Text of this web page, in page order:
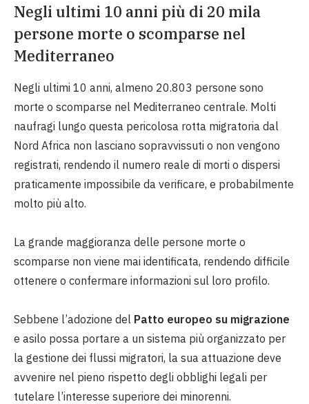
Negli ultimi 10 anni più di 20 mila
persone morte o scomparse nel
Mediterraneo
Negli ultimi 10 anni, almeno 20.803 persone sono
morte o scomparse nel Mediterraneo centrale. Molti
naufragi lungo questa pericolosa rotta migratoria dal
Nord Africa non lasciano sopravvissuti o non vengono
registrati, rendendo il numero reale di morti o dispersi
praticamente impossibile da verificare, e probabilmente
molto più alto.
La grande maggioranza delle persone morte o
scomparse non viene mai identificata, rendendo difficile
ottenere o confermare informazioni sul loro profilo.
Sebbene l’adozione del Patto europeo su migrazione
e asilo possa portare a un sistema più organizzato per
la gestione dei flussi migratori, la sua attuazione deve
avvenire nel pieno rispetto degli obblighi legali per
tutelare l’interesse superiore dei minorenni.